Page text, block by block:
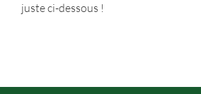
juste ci-dessous !